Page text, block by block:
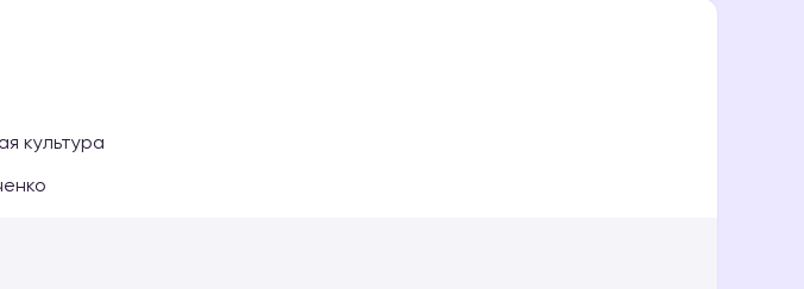
культура